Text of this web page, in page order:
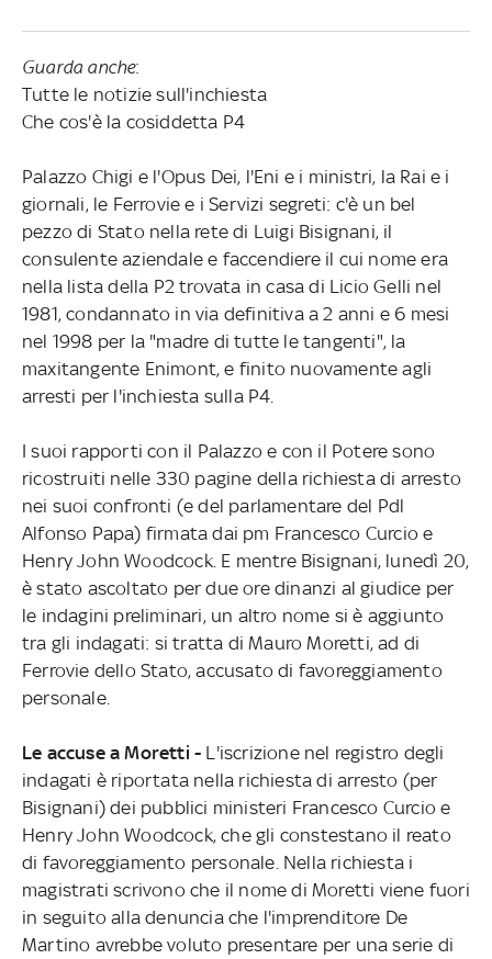
Guarda anche:
Tutte le notizie sull'inchiesta
Che cos'è la cosiddetta P4
Palazzo Chigi e l'Opus Dei, l'Eni e i ministri, la Rai e i
giornali, le Ferrovie e i Servizi segreti: c'è un bel
pezzo di Stato nella rete di Luigi Bisignani, il
consulente aziendale e faccendiere il cui nome era
nella lista della P2 trovata in casa di Licio Gelli nel
1981, condannato in via definitiva a 2 anni e 6 mesi
nel 1998 per la "madre di tutte le tangenti", la
maxitangente Enimont, e finito nuovamente agli
arresti per l'inchiesta sulla P4.
I suoi rapporti con il Palazzo e con il Potere sono
ricostruiti nelle 330 pagine della richiesta di arresto
nei suoi confronti (e del parlamentare del Pdl
Alfonso Papa) firmata dai pm Francesco Curcio e
Henry John Woodcock. E mentre Bisignani, lunedì 20,
è stato ascoltato per due ore dinanzi al giudice per
le indagini preliminari, un altro nome si è aggiunto
tra gli indagati: si tratta di Mauro Moretti, ad di
Ferrovie dello Stato, accusato di favoreggiamento
personale.
Le accuse a Moretti - L'iscrizione nel registro degli
indagati è riportata nella richiesta di arresto (per
Bisignani) dei pubblici ministeri Francesco Curcio e
Henry John Woodcock, che gli constestano il reato
di favoreggiamento personale. Nella richiesta i
magistrati scrivono che il nome di Moretti viene fuori
in seguito alla denuncia che l'imprenditore De
Martino avrebbe voluto presentare per una serie di